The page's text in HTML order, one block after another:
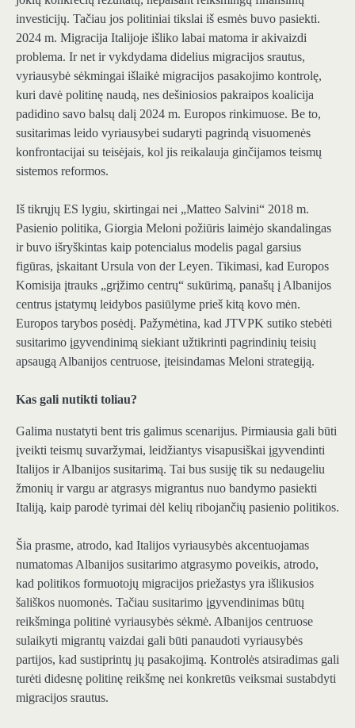
investicijų. Tačiau jos politiniai tikslai iš esmės buvo pasiekti.
2024 m. Migracija Italijoje išliko labai matoma ir akivaizdi
problema. Ir net ir vykdydama didelius migracijos srautus,
vyriausybė sėkmingai išlaikė migracijos pasakojimo kontrolę,
kuri davė politinę naudą, nes dešiniosios pakraipos koalicija
padidino savo balsų dalį 2024 m. Europos rinkimuose. Be to,
susitarimas leido vyriausybei sudaryti pagrindą visuomenės
konfrontacijai su teisėjais, kol jis reikalauja ginčijamos teismų
sistemos reformos.
Iš tikrųjų ES lygiu, skirtingai nei „Matteo Salvini“ 2018 m.
Pasienio politika, Giorgia Meloni požiūris laimėjo skandalingas
ir buvo išryškintas kaip potencialus modelis pagal garsius
figūras, įskaitant Ursula von der Leyen. Tikimasi, kad Europos
Komisija įtrauks „grįžimo centrų“ sukūrimą, panašų į Albanijos
centrus įstatymų leidybos pasiūlyme prieš kitą kovo mėn.
Europos tarybos posėdį. Pažymėtina, kad JTVPK sutiko stebėti
susitarimo įgyvendinimą siekiant užtikrinti pagrindinių teisių
apsaugą Albanijos centruose, įteisindamas Meloni strategiją.
Kas gali nutikti toliau?
Galima nustatyti bent tris galimus scenarijus. Pirmiausia gali būti
įveikti teismų suvaržymai, leidžiantys visapusiškai įgyvendinti
Italijos ir Albanijos susitarimą. Tai bus susiję tik su nedaugeliu
žmonių ir vargu ar atgrasys migrantus nuo bandymo pasiekti
Italiją, kaip parodė tyrimai dėl kelių ribojančių pasienio politikos.
Šia prasme, atrodo, kad Italijos vyriausybės akcentuojamas
numatomas Albanijos susitarimo atgrasymo poveikis, atrodo,
kad politikos formuotojų migracijos priežastys yra išlikusios
šališkos nuomonės. Tačiau susitarimo įgyvendinimas būtų
reikšminga politinė vyriausybės sėkmė. Albanijos centruose
sulaikyti migrantų vaizdai gali būti panaudoti vyriausybės
partijos, kad sustiprintų jų pasakojimą. Kontrolės atsiradimas gali
turėti didesnę politinę reikšmę nei konkretūs veiksmai sustabdyti
migracijos srautus.